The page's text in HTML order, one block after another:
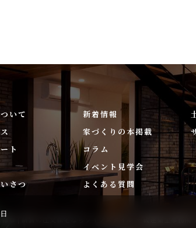
いて
ト
さつ
新着情報
家づくりの本掲載
コラム
イベント見学会
よくある質問
市❘新宮の注文住宅ならライフスタイル 一級建築士事務